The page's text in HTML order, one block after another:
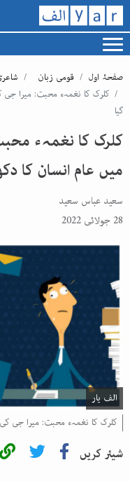
صفحۂ اول قومی زبان
کلرک کا نغمہء محبت: میرا
گیا
کلرک کا نغمہء
میں عام انسان کا
سعید عباس سعید
28 جولائی 2022
الف یار
کلرک کا نغمہء محبت: میرا جی
شیئر کریں